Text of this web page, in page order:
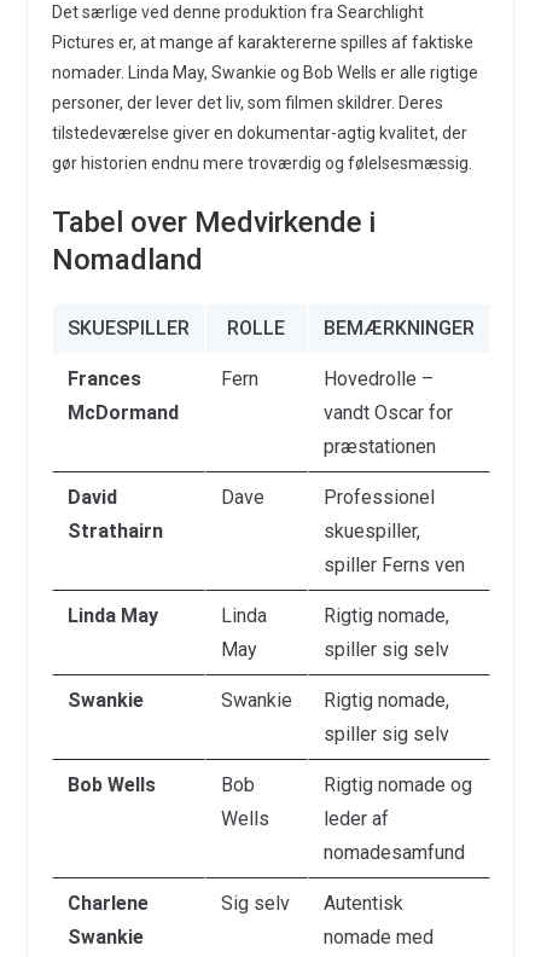
Det særlige ved denne produktion fra Searchlight
Pictures er, at mange af karaktererne spilles af faktiske
nomader. Linda May, Swankie og Bob Wells er alle rigtige
personer, der lever det liv, som filmen skildrer. Deres
tilstedeværelse giver en dokumentar-agtig kvalitet, der
gør historien endnu mere troværdig og følelsesmæssig.
Tabel over Medvirkende i
Nomadland
SKUESPILLER ROLLE BEMÆRKNINGER
Frances
McDormand
Fern
Hovedrolle –
vandt Oscar for
præstationen
David
Strathairn
Dave
Professionel
skuespiller,
spiller Ferns ven
Linda May
Linda
May
Rigtig nomade,
spiller sig selv
Swankie Swankie
Rigtig nomade,
spiller sig selv
Bob Wells
Bob
Wells
Rigtig nomade og
leder af
nomadesamfund
Charlene
Swankie
Sig selv
Autentisk
nomade med